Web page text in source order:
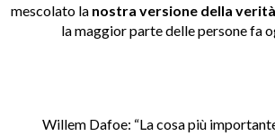
mescolato la nostra versione della verità
la maggior parte delle persone fa
Willem Dafoe: “La cosa più